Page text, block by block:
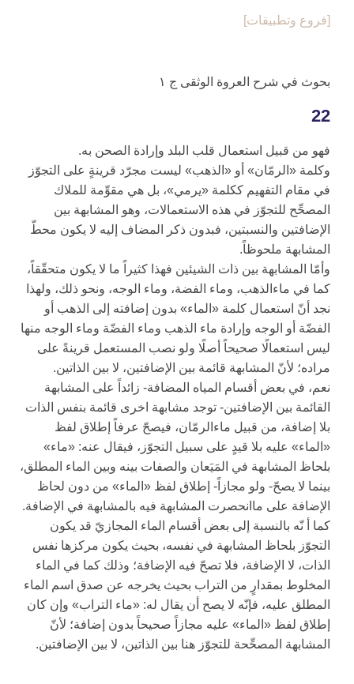
[فروع وتطبيقات‏]
بحوث في شرح العروة الوثقى ج ۱
22
فهو من قبيل استعمال قلب البلد وإرادة الصحن به.
وكلمة «الرمّان» أو «الذهب» ليست مجرّد قرينةٍ على التجوّز
في مقام التفهيم ككلمة «يرمي»، بل هي مقوِّمة للملاك
المصحِّح للتجوّز في هذه الاستعمالات، وهو المشابهة بين
الإضافتين والنسبتين، فبدون ذكر المضاف إليه لا يكون محطّ
المشابهة ملحوظاً.
وأمّا المشابهة بين ذات الشيئين فهذا كثيراً ما لا يكون متحقّقاً،
كما في ماءالذهب، وماء الفضة، وماء الوجه، ونحو ذلك، ولهذا
نجد أنّ استعمال كلمة «الماء» بدون إضافته إلى الذهب أو
الفضّة أو الوجه وإرادة ماء الذهب وماء الفضّة وماء الوجه منها
ليس استعمالًا صحيحاً أصلًا ولو نصب المستعمل قرينةً على‏
مراده؛ لأنّ المشابهة قائمة بين الإضافتين، لا بين الذاتين.
نعم، في بعض أقسام المياه المضافة- زائداً على المشابهة
القائمة بين الإضافتين- توجد مشابهة اخرى‏ قائمة بنفس الذات
بلا إضافة، من قبيل ماءالرمّان، فيصحّ عرفاً إطلاق لفظ
«الماء» عليه بلا قيدٍ على سبيل التجوّز، فيقال عنه: «ماء»
بلحاظ المشابهة في المَيَعان والصفات بينه وبين الماء المطلق،
بينما لا يصحّ- ولو مجازاً- إطلاق لفظ «الماء» من دون لحاظ
الإضافة على‏ ماانحصرت المشابهة فيه بالمشابهة في الإضافة.
كما أ نّه بالنسبة إلى‏ بعض أقسام الماء المجازيّ قد يكون
التجوّز بلحاظ المشابهة في نفسه، بحيث يكون مركزها نفس
الذات، لا الإضافة، فلا تصحّ فيه الإضافة؛ وذلك كما في الماء
المخلوط بمقدارٍ من التراب بحيث يخرجه عن صدق اسم الماء
المطلق عليه، فإنّه لا يصح أن يقال له: «ماء التراب» وإن كان
إطلاق لفظ «الماء» عليه مجازاً صحيحاً بدون إضافة؛ لأنّ
المشابهة المصحِّحة للتجوّز هنا بين الذاتين، لا بين الإضافتين.